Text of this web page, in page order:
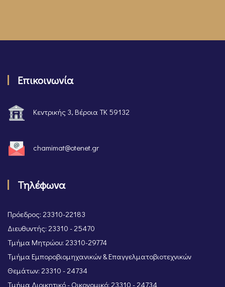
Επικοινωνία
Κεντρικής 3, Βέροια ΤΚ 59132
chamimat@otenet.gr
Τηλέφωνα
Πρόεδρος: 23310-22183
Διευθυντής: 23310 - 25470
Τμήμα Μητρώου: 23310-29774
Τμήμα Εμποροβιομηχανικών & Επαγγελματοβιοτεχνικών
Θεμάτων: 23310 - 24734
Τμήμα Διοικητικό - Οικονομικό: 23310 - 24734